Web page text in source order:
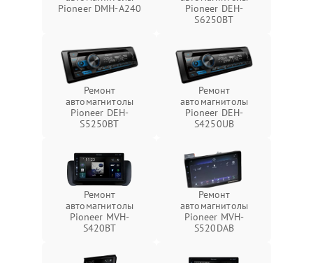
Pioneer DMH-A240
Pioneer DEH-
S6250BT
Ремонт
автомагнитолы
Pioneer DEH-
S5250BT
Ремонт
автомагнитолы
Pioneer DEH-
S4250UB
Ремонт
автомагнитолы
Pioneer MVH-
S420BT
Ремонт
автомагнитолы
Pioneer MVH-
S520DAB